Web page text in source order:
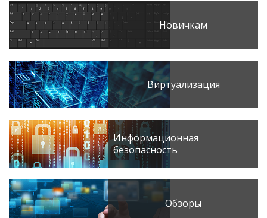
Новичкам
Виртуализация
Информационная
безопасность
Обзоры